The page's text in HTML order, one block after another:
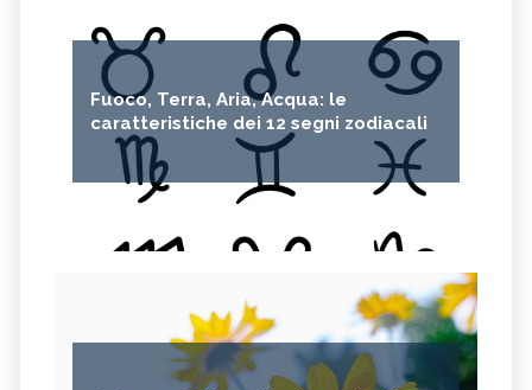
Fuoco, Terra, Aria, Acqua: le
caratteristiche dei 12 segni zodiacali